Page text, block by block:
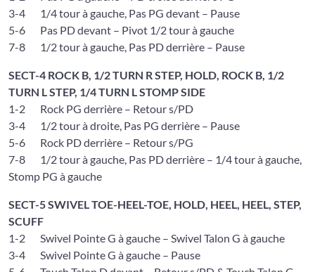
3-4 1/4 tour à gauche, Pas PG devant – Pause
5-6 Pas PD devant – Pivot 1/2 tour à gauche
7-8 1/2 tour à gauche, Pas PD derrière – Pause
SECT-4 ROCK B, 1/2 TURN R STEP, HOLD, ROCK B, 1/2
TURN L STEP, 1/4 TURN L STOMP SIDE
1-2 Rock PG derrière – Retour s/PD
3-4 1/2 tour à droite, Pas PG derrière – Pause
5-6 Rock PD derrière – Retour s/PG
7-8 1/2 tour à gauche, Pas PD derrière – 1/4 tour à gauche,
Stomp PG à gauche
SECT-5 SWIVEL TOE-HEEL-TOE, HOLD, HEEL, HEEL, STEP,
SCUFF
1-2 Swivel Pointe G à gauche – Swivel Talon G à gauche
3-4 Swivel Pointe G à gauche – Pause